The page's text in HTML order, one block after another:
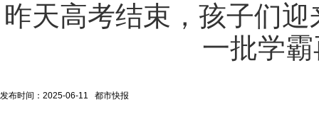
昨天高考结束，孩子们
一批学
发布时间：2025-06-11 都市快报